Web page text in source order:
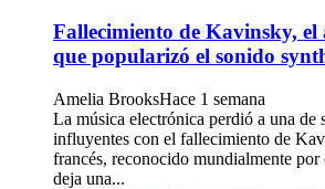
Fallecimiento de Kavinsky, el
que popularizó el sonido
Amelia BrooksHace 1 semana
La música electrónica perdió a una de
influyentes con el fallecimiento de
francés, reconocido mundialmente
deja una...